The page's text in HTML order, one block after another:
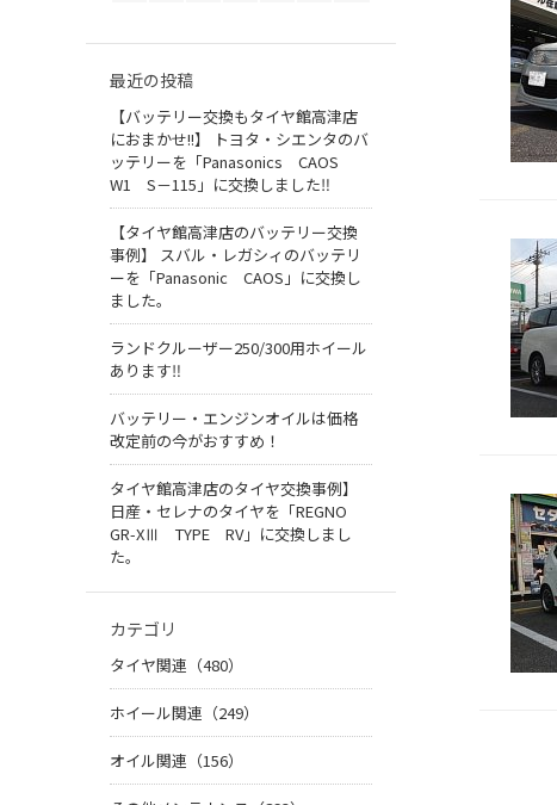
最近の投稿
【バッテリー交換もタイヤ館高津店
におまかせ!!】 トヨタ・シエンタのバ
ッテリーを「Panasonics CAOS
W1 S－115」に交換しました‼
【タイヤ館高津店のバッテリー交換
事例】 スバル・レガシィのバッテリ
ーを「Panasonic CAOS」に交換し
ました。
ランドクルーザー250/300用ホイール
あります‼
バッテリー・エンジンオイルは価格
改定前の今がおすすめ！
タイヤ館高津店のタイヤ交換事例】
日産・セレナのタイヤを「REGNO
GR-XⅢ TYPE RV」に交換しまし
た。
カテゴリ
タイヤ関連（480）
ホイール関連（249）
オイル関連（156）